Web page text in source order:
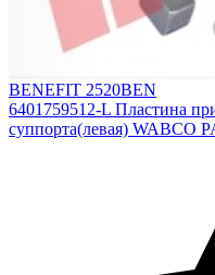
BENEFIT 2520BEN
6401759512-L Пластина
суппорта(левая) WABCO